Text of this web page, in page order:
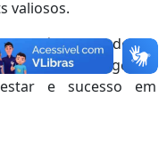
valiosos.
estará investindo no
sua inteligência
e sucesso em